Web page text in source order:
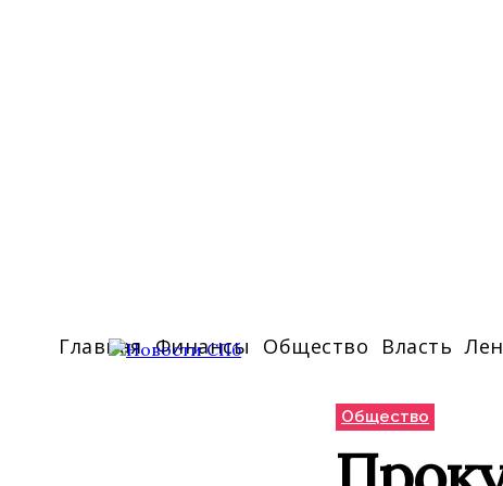
Главная Финансы Общество Власть
Общество